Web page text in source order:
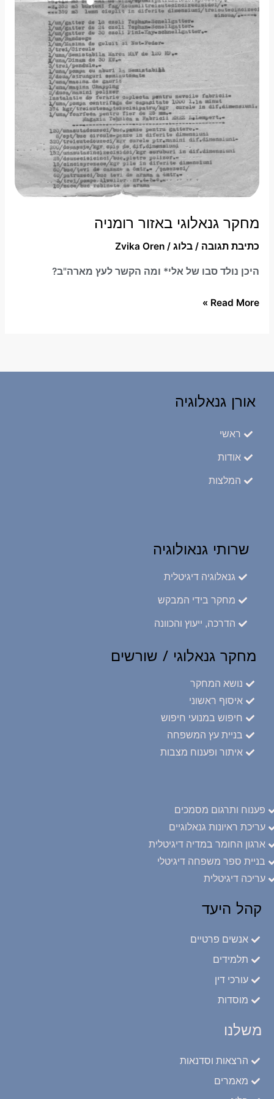
מחקר גנאלוגי באזור רומניה
כתיבת תגובה / בלוג/
Zvika Oren
היכן נולד סבו של אלי* ומה הקשר לעץ מארה"ב?
Read More »
אורן גנאלוגיה
ראשי
אודות
המלצות
שרותי גנאולוגיה
גנאלוגיה דיגיטלית
מחקר בידי המבקש
הדרכה, ייעוץ והכוונה
מחקר גנאלוגי / שורשים
נושא המחקר
איסוף ראשוני
חיפוש במנועי חיפוש
בניית עץ המשפחה
איתור ופענוח מצבות
פענוח ותרגום מסמכים
עריכת ראיונות גנאלוגיים
ארגון החומר במדיה דיגיטלית
בניית ספר משפחה דיגיטלי
עריכה דיגיטלית
קהל היעד
אנשים פרטיים
תלמידים
עורכי דין
מוסדות
משלנו
הרצאות וסדנאות
מאמרים